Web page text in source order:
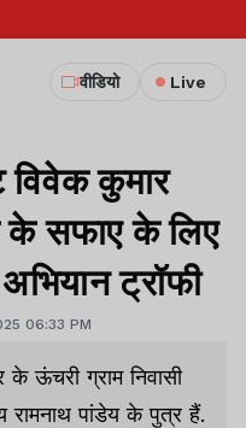
वीडियो Live
विवेक कुमार
सफाए के लिए
ट्रॉफी
06:33 PM
ऊंचरी ग्राम निवासी
रामनाथ पांडेय के पुत्र हैं.